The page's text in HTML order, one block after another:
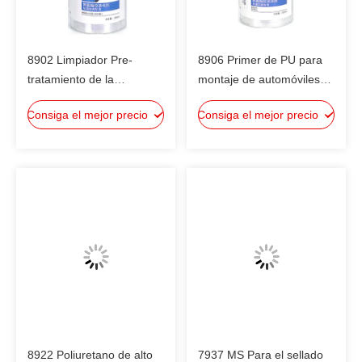
8902 Limpiador Pre-
tratamiento de la
superficie antes de utilizar
el adhesivo de poliuretano
Consiga el mejor precio
8906 Primer de PU para
montaje de automóviles
Adhesivos para aumentar
la resistencia a la unión y
Consiga el mejor precio
8922 Poliuretano de alto
7937 MS Para el sellado